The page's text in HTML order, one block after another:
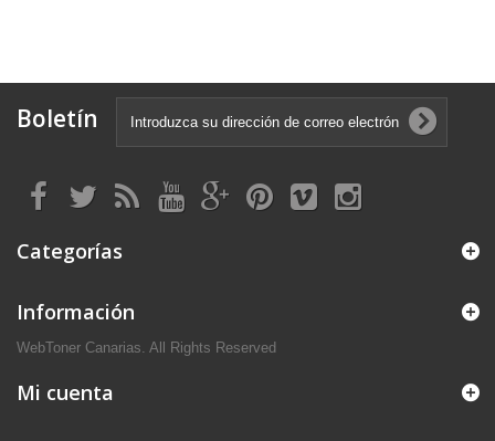
Boletín
Categorías
Información
WebToner Canarias. All Rights Reserved
Mi cuenta